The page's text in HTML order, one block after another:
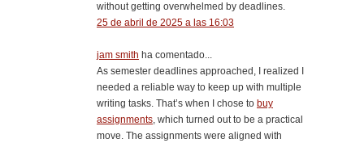
without getting overwhelmed by deadlines.
25 de abril de 2025 a las 16:03
jam smith ha comentado...
As semester deadlines approached, I realized I
needed a reliable way to keep up with multiple
writing tasks. That’s when I chose to buy
assignments, which turned out to be a practical
move. The assignments were aligned with